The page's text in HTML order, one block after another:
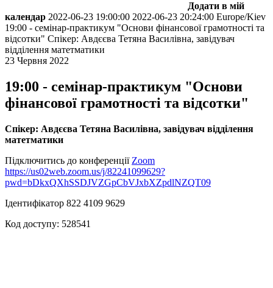
Додати в мій
календар 2022-06-23 19:00:00 2022-06-23 20:24:00 Europe/Kiev
19:00 - семінар-практикум "Основи фінансової грамотності та
відсотки" Спікер: Авдєєва Тетяна Василівна, завідувач
відділення матетматики
23 Червня 2022
19:00 - семінар-практикум "Основи
фінансової грамотності та відсотки"
Спікер: Авдєєва Тетяна Василівна, завідувач відділення
матетматики
Підключитись до конференції Zoom
https://us02web.zoom.us/j/82241099629?
pwd=bDkxQXhSSDJVZGpCbVJxbXZpdlNZQT09
Ідентифікатор 822 4109 9629
Код доступу: 528541